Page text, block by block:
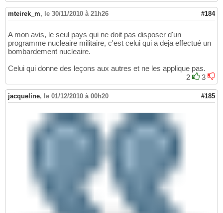
mteirek_m, le 30/11/2010 à 21h26 #184
A mon avis, le seul pays qui ne doit pas disposer d'un
programme nucleaire militaire, c'est celui qui a deja effectué un
bombardement nucleaire.
Celui qui donne des leçons aux autres et ne les applique pas.
2
3
jacqueline, le 01/12/2010 à 00h20 #185